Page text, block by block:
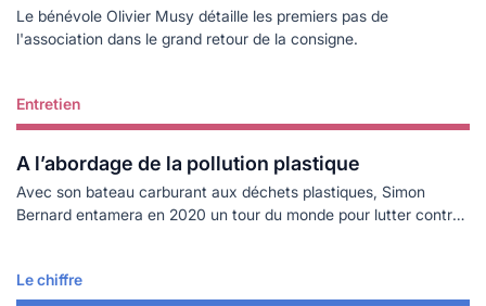
Le bénévole Olivier Musy détaille les premiers pas de
l'association dans le grand retour de la consigne.
Entretien
A l’abordage de la pollution plastique
Avec son bateau carburant aux déchets plastiques, Simon
Bernard entamera en 2020 un tour du monde pour lutter contre
Lire plus
Le chiffre
Lire plus